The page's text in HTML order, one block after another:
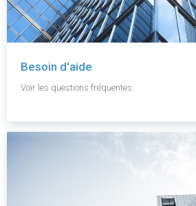
Besoin d'aide
Voir les questions fréquentes.